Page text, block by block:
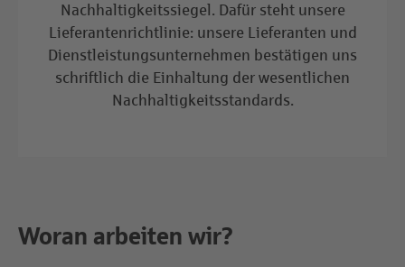
Nachhaltigkeitssiegel. Dafür steht unsere
Lieferantenrichtlinie: unsere Lieferanten und
Dienstleistungsunternehmen bestätigen uns
schriftlich die Einhaltung der wesentlichen
Nachhaltigkeitsstandards.
Woran arbeiten wir?